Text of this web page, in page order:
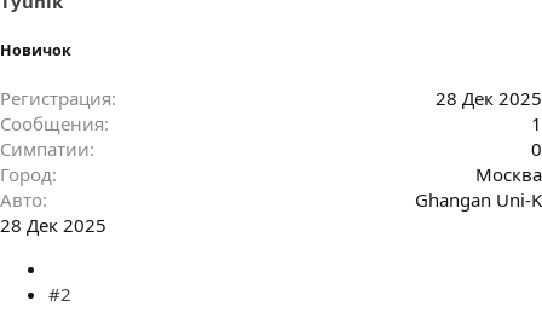
Новичок
Регистрация
28 Дек 2025
Сообщения
1
Симпатии
0
Город
Москва
Авто
Ghangan Uni-K
28 Дек 2025
#2